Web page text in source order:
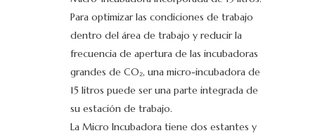
Para optimizar las condiciones de trabajo
dentro del área de trabajo y reducir la
frecuencia de apertura de las incubadoras
grandes de CO₂, una micro-incubadora de
15 litros puede ser una parte integrada de
su estación de trabajo.
La Micro Incubadora tiene dos estantes y